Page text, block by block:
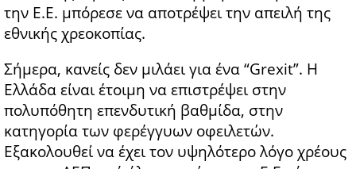
την Ε.Ε. μπόρεσε να αποτρέψει την απειλή της
εθνικής χρεοκοπίας.
Σήμερα, κανείς δεν μιλάει για ένα “Grexit”. Η
Ελλάδα είναι έτοιμη να επιστρέψει στην
πολυπόθητη επενδυτική βαθμίδα, στην
κατηγορία των φερέγγυων οφειλετών.
Εξακολουθεί να έχει τον υψηλότερο λόγο χρέους